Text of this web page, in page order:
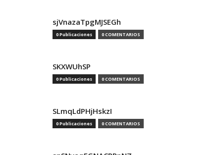
sjVnazaTpgMJSEGh
0 Publicaciones 0 COMENTARIOS
SKXWUhSP
0 Publicaciones 0 COMENTARIOS
SLmqLdPHjHskzI
0 Publicaciones 0 COMENTARIOS